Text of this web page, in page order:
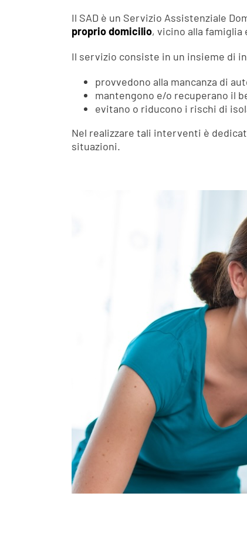
Il SAD è un Servizio Assistenziale
proprio domicilio, vicino alla famiglia
Il servizio consiste in un insieme di
provvedono alla mancanza di
mantengono e/o recuperano il
evitano o riducono i rischi di
Nel realizzare tali interventi è
situazioni.